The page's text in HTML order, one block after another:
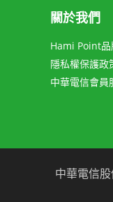
關於我們
Hami Point品
隱私權保護政
中華電信會員
中華電信